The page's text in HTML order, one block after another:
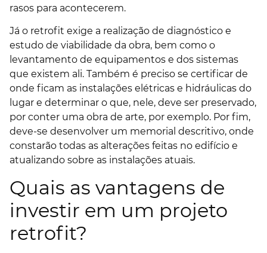
rasos para acontecerem.
Já o retrofit exige a realização de diagnóstico e
estudo de viabilidade da obra, bem como o
levantamento de equipamentos e dos sistemas
que existem ali. Também é preciso se certificar de
onde ficam as instalações elétricas e hidráulicas do
lugar e determinar o que, nele, deve ser preservado,
por conter uma obra de arte, por exemplo. Por fim,
deve-se desenvolver um memorial descritivo, onde
constarão todas as alterações feitas no edifício e
atualizando sobre as instalações atuais.
Quais as vantagens de
investir em um projeto
retrofit?